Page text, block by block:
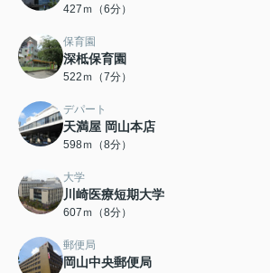
427ｍ（6分）
保育園
深柢保育園
522ｍ（7分）
デパート
天満屋 岡山本店
598ｍ（8分）
大学
川崎医療短期大学
607ｍ（8分）
郵便局
岡山中央郵便局